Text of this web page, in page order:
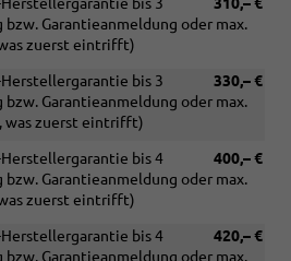
Leichtmetallfelgen
''Aberdeen'')
310,– €
bis 3
bzw. Garantieanmeldung oder max.
zuerst eintrifft)
330,– €
bis 3
bzw. Garantieanmeldung oder max.
was zuerst eintrifft)
400,– €
bis 4
bzw. Garantieanmeldung oder max.
zuerst eintrifft)
420,– €
bis 4
bzw. Garantieanmeldung oder max.